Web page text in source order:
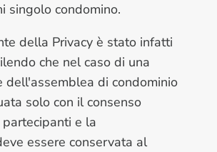
singolo condomino.
della Privacy è stato infatti
che nel caso di una
dell'assemblea di condominio
solo con il consenso
e la
essere conservata al